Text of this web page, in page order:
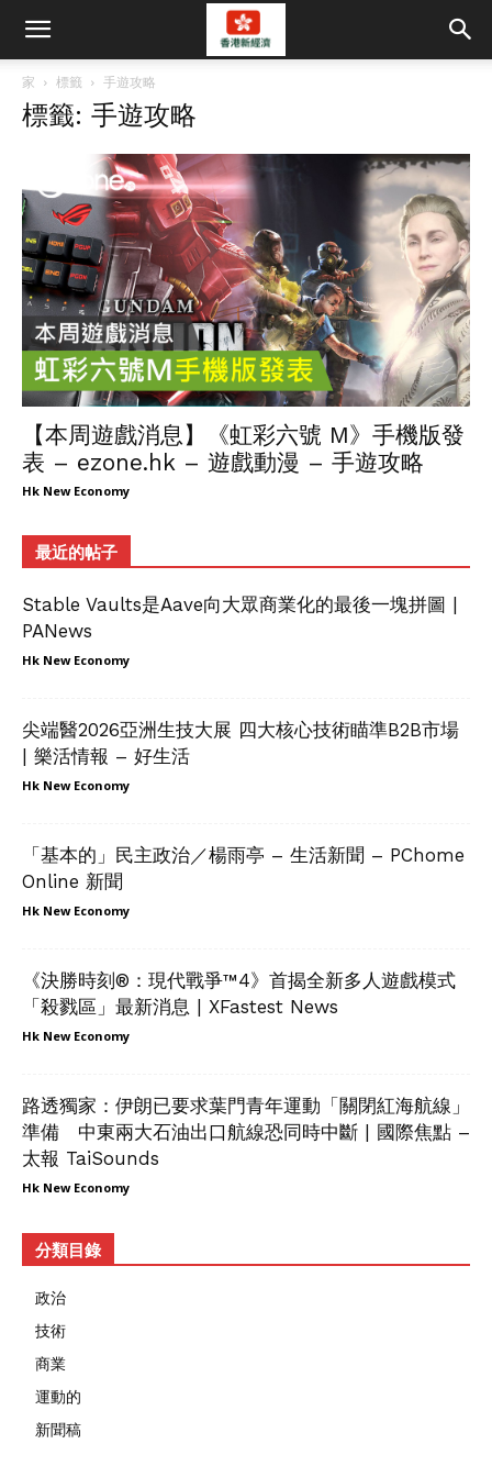
家 標籤 手遊攻略
標籤: 手遊攻略
【本周遊戲消息】《虹彩六號 M》手機版發
表 – ezone.hk – 遊戲動漫 – 手遊攻略
Hk New Economy
最近的帖子
Stable Vaults是Aave向大眾商業化的最後一塊拼圖 |
PANews
Hk New Economy
尖端醫2026亞洲生技大展 四大核心技術瞄準B2B市場
| 樂活情報 – 好生活
Hk New Economy
「基本的」民主政治／楊雨亭 – 生活新聞 – PChome
Online 新聞
Hk New Economy
《決勝時刻®：現代戰爭™4》首揭全新多人遊戲模式
「殺戮區」最新消息 | XFastest News
Hk New Economy
路透獨家：伊朗已要求葉門青年運動「關閉紅海航線」
準備 中東兩大石油出口航線恐同時中斷 | 國際焦點 –
太報 TaiSounds
Hk New Economy
分類目錄
政治
技術
商業
運動的
新聞稿